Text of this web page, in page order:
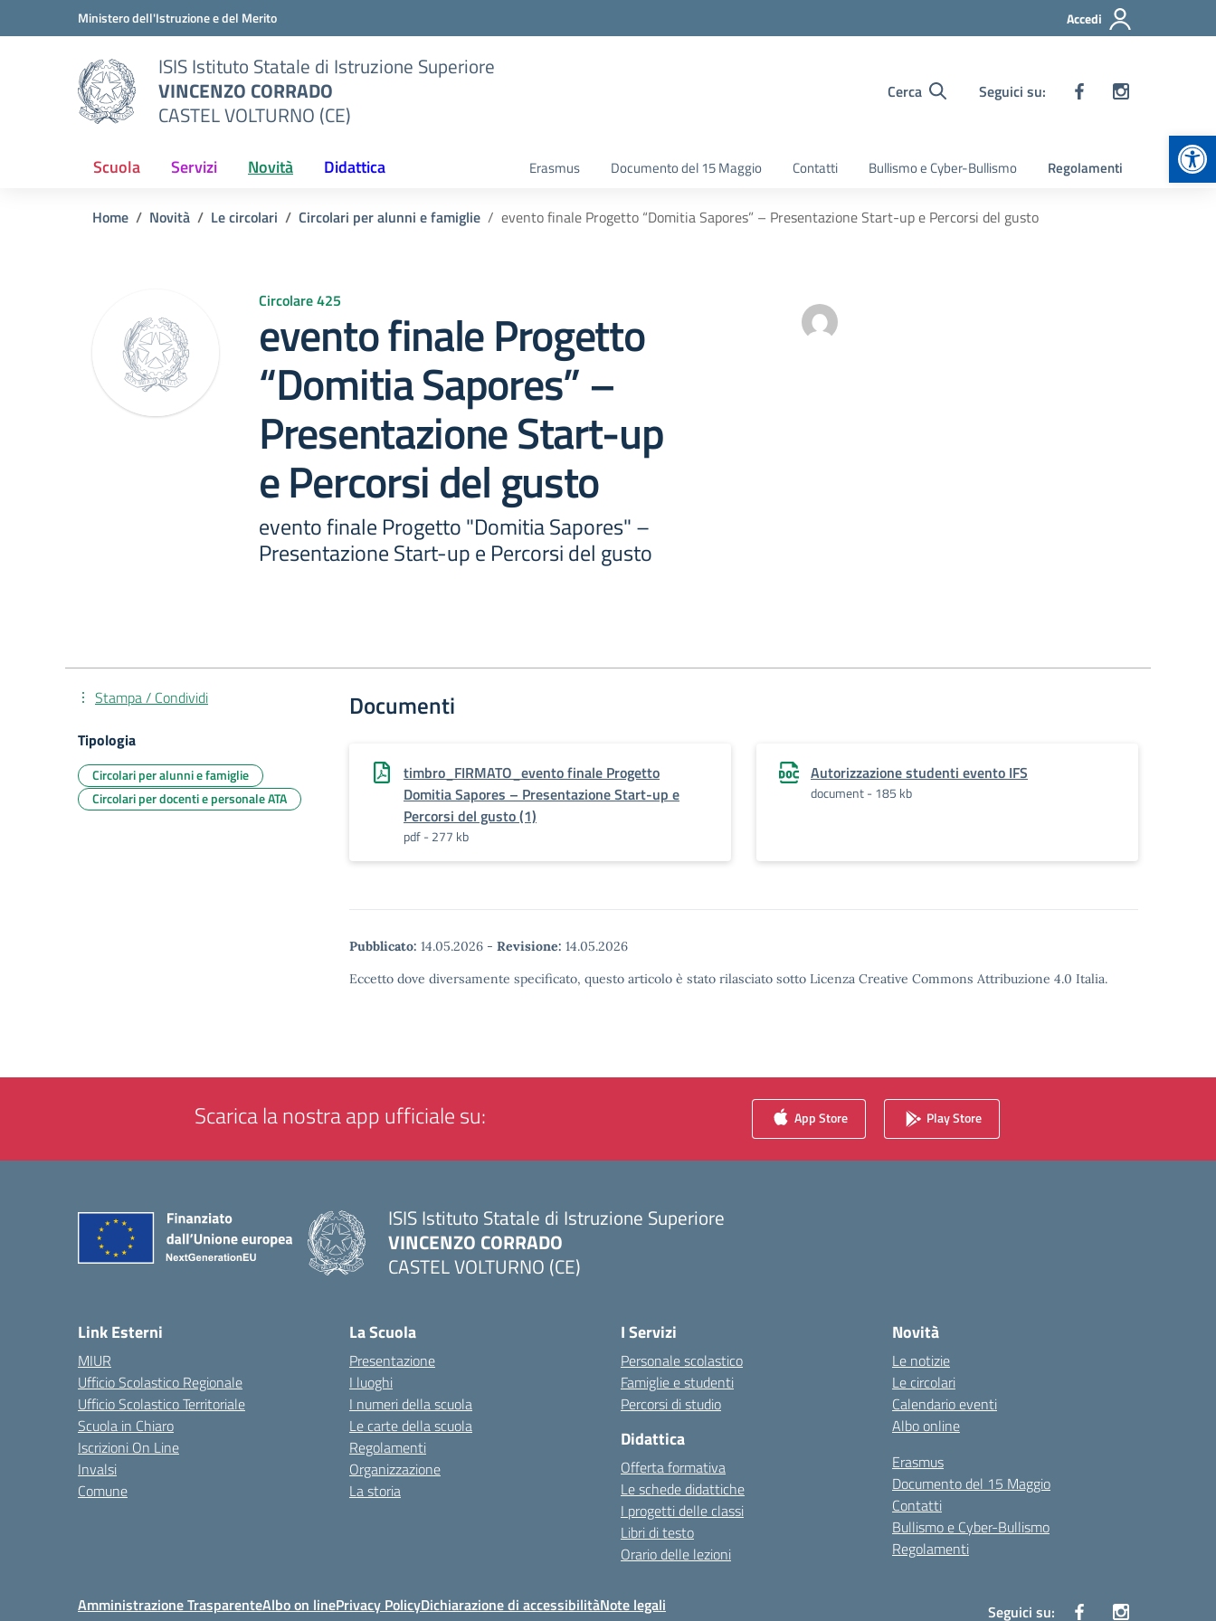
Vai ai contenuti
Vai al menu di navigazioneMinistero dell'Istruzione e del Merito Accedi
ISIS Istituto Statale di Istruzione Superiore
VINCENZO CORRADO
CASTEL VOLTURNO (CE)
Cerca Seguici su:
Scuola Servizi Novità Didattica Erasmus Documento del 15 Maggio Contatti Bullismo e Cyber-Bullismo Regolamenti
Home Novità Le circolari Circolari per alunni e famiglie evento finale Progetto “Domitia Sapores” – Presentazione Start-up e Percorsi del gusto
Circolare 425
evento finale Progetto
“Domitia Sapores” –
Presentazione Start-up
e Percorsi del gusto
evento finale Progetto "Domitia Sapores" –
Presentazione Start-up e Percorsi del gusto
Documenti
timbro_FIRMATO_evento finale Progetto
Domitia Sapores – Presentazione Start-up e
Percorsi del gusto (1)
pdf - 277 kb
Autorizzazione studenti evento IFS
document - 185 kb
Pubblicato: 14.05.2026 - Revisione: 14.05.2026
Eccetto dove diversamente specificato, questo articolo è stato rilasciato sotto Licenza Creative Commons Attribuzione 4.0 Italia.
Stampa / Condividi
Tipologia
Circolari per alunni e famiglie
Circolari per docenti e personale ATA
Scarica la nostra app ufficiale su: App Store Play Store
ISIS Istituto Statale di Istruzione Superiore
VINCENZO CORRADO
CASTEL VOLTURNO (CE)
Link Esterni
MIUR
Ufficio Scolastico Regionale
Ufficio Scolastico Territoriale
Scuola in Chiaro
Iscrizioni On Line
Invalsi
Comune
La Scuola
Presentazione
I luoghi
I numeri della scuola
Le carte della scuola
Regolamenti
Organizzazione
La storia
I Servizi
Personale scolastico
Famiglie e studenti
Percorsi di studio
Didattica
Offerta formativa
Le schede didattiche
I progetti delle classi
Libri di testo
Orario delle lezioni
Novità
Le notizie
Le circolari
Calendario eventi
Albo online
Erasmus
Documento del 15 Maggio
Contatti
Bullismo e Cyber-Bullismo
Regolamenti
Amministrazione TrasparenteAlbo on linePrivacy PolicyDichiarazione di accessibilitàNote legali Seguici su: